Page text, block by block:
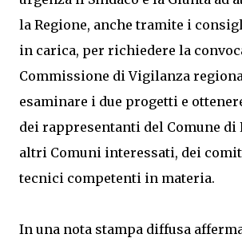
la Regione, anche tramite i
in carica, per richiedere la
Commissione di Vigilanza
esaminare i due progetti e
dei rappresentanti del Comune di
altri Comuni interessati, dei
tecnici competenti in materia.
In una nota stampa diffusa